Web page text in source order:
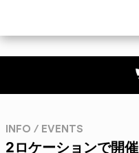
INFO / EVENTS
2ロケーションで開催